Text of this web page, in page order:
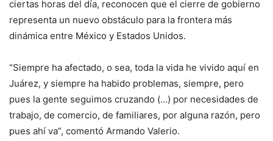
ciertas horas del día, reconocen que el cierre de gobierno
representa un nuevo obstáculo para la frontera más
dinámica entre México y Estados Unidos.
“Siempre ha afectado, o sea, toda la vida he vivido aquí en
Juárez, y siempre ha habido problemas, siempre, pero
pues la gente seguimos cruzando (…) por necesidades de
trabajo, de comercio, de familiares, por alguna razón, pero
pues ahí va”, comentó Armando Valerio.